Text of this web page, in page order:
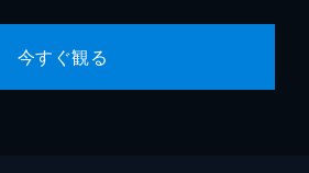
今すぐ観る